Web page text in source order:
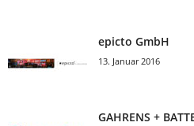
epicto GmbH
13. Januar 2016
GAHRENS +